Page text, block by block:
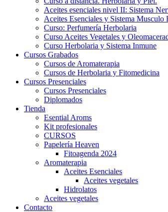
Aceites esenciales nivel II: Sistema
Aceites Esenciales y Sistema Musculo
Curso: Perfumería Herbolaria
Curso Aceites Vegetales y
Curso Herbolaria y Sistema Inmune
Cursos Grabados
Cursos de Aromaterapia
Cursos de Herbolaria y Fitomedicina
Cursos Presenciales
Cursos Presenciales
Diplomados
Tienda
Esential Aroms
Kit profesionales
CURSOS
Papelería Heaven
Fitoagenda 2024
Aromaterapia
Aceites Esenciales
Aceites vegetales
Hidrolatos
Aceites vegetales
Contacto